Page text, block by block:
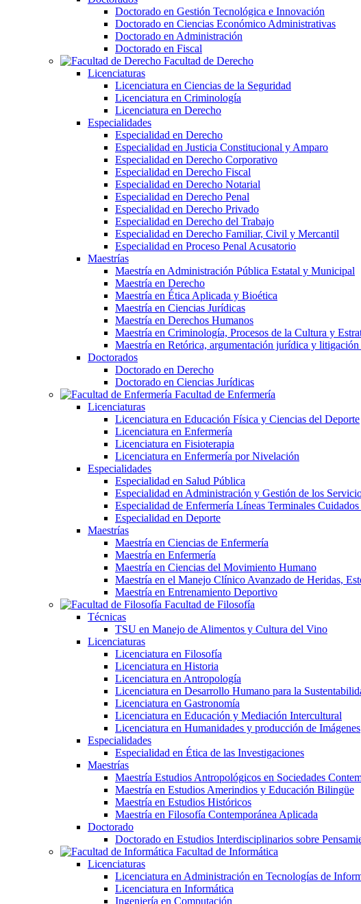
Doctorado en Gestión Tecnológica e Innovación
Doctorado en Ciencias Económico Administrativas
Doctorado en Administración
Doctorado en Fiscal
Facultad de Derecho
Licenciaturas
Licenciatura en Ciencias de la Seguridad
Licenciatura en Criminología
Licenciatura en Derecho
Especialidades
Especialidad en Derecho
Especialidad en Justicia Constitucional y Amparo
Especialidad en Derecho Corporativo
Especialidad en Derecho Fiscal
Especialidad en Derecho Notarial
Especialidad en Derecho Penal
Especialidad en Derecho Privado
Especialidad en Derecho del Trabajo
Especialidad en Derecho Familiar, Civil y Mercantil
Especialidad en Proceso Penal Acusatorio
Maestrías
Maestría en Administración Pública Estatal y Municipal
Maestría en Derecho
Maestría en Ética Aplicada y Bioética
Maestría en Ciencias Jurídicas
Maestría en Derechos Humanos
Maestría en Criminología, Procesos de la Cultura y
Maestría en Retórica, argumentación jurídica y litigación
Doctorados
Doctorado en Derecho
Doctorado en Ciencias Jurídicas
Facultad de Enfermería
Licenciaturas
Licenciatura en Educación Física y Ciencias del Deporte
Licenciatura en Enfermería
Licenciatura en Fisioterapia
Licenciatura en Enfermería por Nivelación
Especialidades
Especialidad en Salud Pública
Especialidad en Administración y Gestión de los
Especialidad de Enfermería Líneas Terminales
Especialidad en Deporte
Maestrías
Maestría en Ciencias de Enfermería
Maestría en Enfermería
Maestría en Ciencias del Movimiento Humano
Maestría en el Manejo Clínico Avanzado de Heridas,
Maestría en Entrenamiento Deportivo
Facultad de Filosofía
Técnicas
TSU en Manejo de Alimentos y Cultura del Vino
Licenciaturas
Licenciatura en Filosofía
Licenciatura en Historia
Licenciatura en Antropología
Licenciatura en Desarrollo Humano para la
Licenciatura en Gastronomía
Licenciatura en Educación y Mediación Intercultural
Licenciatura en Humanidades y producción de Imágenes
Especialidades
Especialidad en Ética de las Investigaciones
Maestrías
Maestría Estudios Antropológicos en Sociedades
Maestría en Estudios Amerindios y Educación Bilingüe
Maestría en Estudios Históricos
Maestría en Filosofía Contemporánea Aplicada
Doctorado
Doctorado en Estudios Interdisciplinarios sobre
Facultad de Informática
Licenciaturas
Licenciatura en Administración en Tecnologías de
Licenciatura en Informática
Ingeniería en Computación